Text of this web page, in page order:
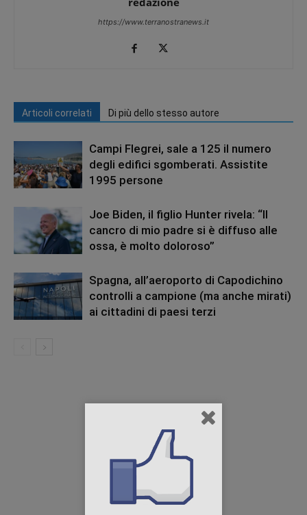
https://www.terranostranews.it
Articoli correlati Di più dello stesso autore
Campi Flegrei, sale a 125 il numero
degli edifici sgomberati. Assistite
1995 persone
Joe Biden, il figlio Hunter rivela: “Il
cancro di mio padre si è diffuso alle
ossa, è molto doloroso”
Spagna, all’aeroporto di Capodichino
controlli a campione (ma anche mirati)
ai cittadini di paesi terzi